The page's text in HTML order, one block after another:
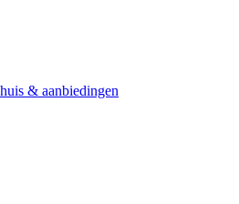
& aanbiedingen